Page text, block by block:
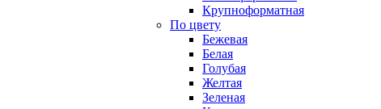
Крупноформатная
По цвету
Бежевая
Белая
Голубая
Желтая
Зеленая